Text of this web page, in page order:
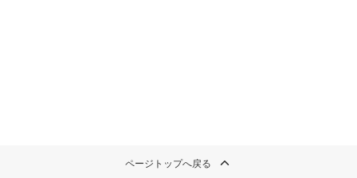
ページトップへ戻る